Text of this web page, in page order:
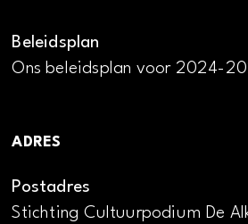
Beleidsplan
Ons beleidsplan voor 2024-
ADRES
Postadres
Stichting Cultuurpodium De